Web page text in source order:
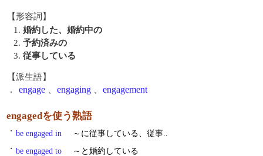
【形容詞】
1. 婚約した、婚約中の
2. 予約済みの
3. 従事している
【派生語】
. engage engaging engagement
engagedを使う熟語
・ be engaged in
～に従事している、従事..
・ be engaged to ～と婚約している